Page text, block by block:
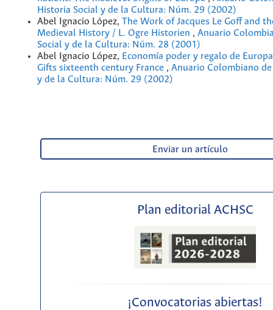
Historia Social y de la Cultura: Núm. 29 (2002)
Abel Ignacio López, The Work of Jacques Le Goff and
Medieval History / L. Ogre Historien , Anuario
Social y de la Cultura: Núm. 28 (2001)
Abel Ignacio López, Economía poder y regalo de
Gifts sixteenth century France , Anuario Colombiano
y de la Cultura: Núm. 29 (2002)
Enviar un artículo
Plan editorial ACHSC
¡Convocatorias abiertas!